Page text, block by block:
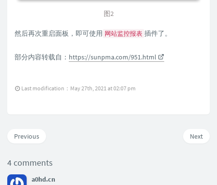
图2
然后再次重启面板，即可使用 网站监控报表 插件了。
部分内容转载自： https://sunpma.com/951.html
Last modification：May 27th, 2021 at 02:07 pm
Next
Previous
4 comments
a0hd.cn